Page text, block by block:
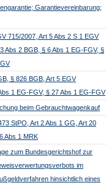
Garantievereinbarung;
715/2007, Art 5 Abs 2 S 1 EGV
Abs 2 BGB, § 6 Abs 1 EG-FGV, §
§ 826 BGB, Art 5 EGV
1 EG-FGV, § 27 Abs 1 EG-FGV
beim Gebrauchtwagenkauf
StPO, Art 2 Abs 1 GG, Art 20
Abs 1 MRK
zum Bundesgerichtshof zur
im
hinsichtlich eines